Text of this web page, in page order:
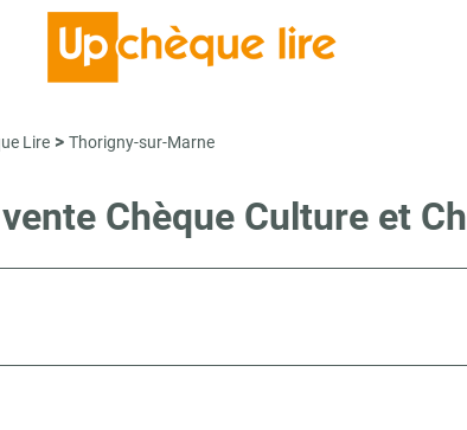
Lire > Thorigny-sur-Marne
Chèque Culture et